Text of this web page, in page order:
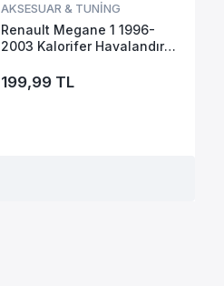
AKSESUAR & TUNİNG
Renault Megane 1 1996-
2003 Kalorifer Havalandırma
Orta Sag Sol Ya
199,99 TL